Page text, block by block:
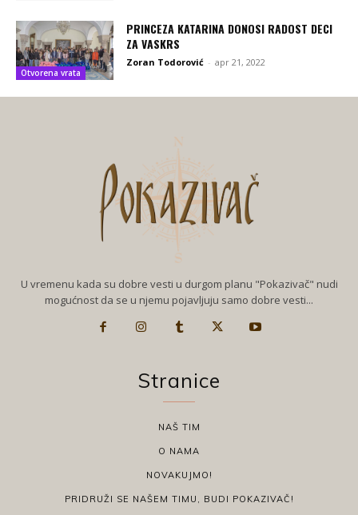
Otvorena vrata
PRINCEZA KATARINA DONOSI RADOST DECI
ZA VASKRS
Zoran Todorović - apr 21, 2022
U vremenu kada su dobre vesti u durgom planu "Pokazivač" nudi
mogućnost da se u njemu pojavljuju samo dobre vesti...
Stranice
NAŠ TIM
O NAMA
NOVAKUJMO!
PRIDRUŽI SE NAŠEM TIMU, BUDI POKAZIVAČ!